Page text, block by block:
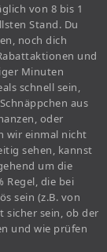
von 8 bis 1
Stand. Du
noch dich
und
Minuten
schnell sein,
aus
oder
wir einmal nicht
sehen, kannst
um die
Regel, die bei
sein (z.B. von
sicher sein, ob der
und wie prüfen